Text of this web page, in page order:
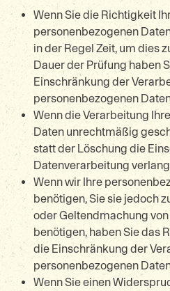
Wenn Sie die Richtigkeit
personenbezogenen
in der Regel Zeit, um dies
Dauer der Prüfung haben
Einschränkung der
personenbezogenen
Wenn die Verarbeitung
Daten unrechtmäßig
statt der Löschung die
Datenverarbeitung
Wenn wir Ihre
benötigen, Sie sie jedoch
oder Geltendmachung
benötigen, haben Sie das
die Einschränkung der
personenbezogenen
Wenn Sie einen